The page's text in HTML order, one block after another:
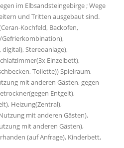
im Elbsandsteingebirge ; Wege
und Tritten ausgebaut sind.
Kochfeld, Backofen,
Gefrierkombination),
Stereoanlage),
Einzelbett),
Toilette)) Spielraum,
mit anderen Gästen, gegen
Entgelt),
Heizung(Zentral),
mit anderen Gästen),
mit anderen Gästen),
(auf Anfrage), Kinderbett,